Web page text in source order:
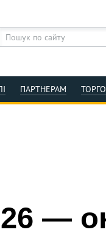
ПАРТНЕРАМ
—